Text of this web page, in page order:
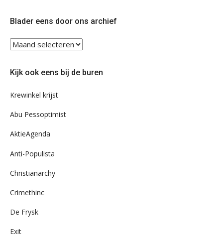
Blader eens door ons archief
Blader
eens
ons
Kijk ook eens bij de buren
Krewinkel krijst
Abu Pessoptimist
AktieAgenda
Anti-Populista
Christianarchy
Crimethinc
De Frysk
Exit